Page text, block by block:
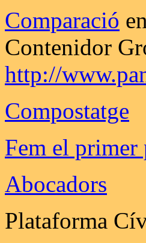
Comparació
Contenidor
http://
Compostatge
Fem el primer
Abocadors
Plataforma